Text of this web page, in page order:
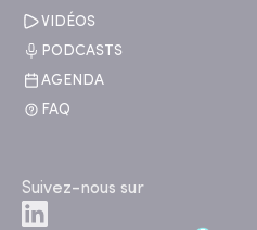
VIDÉOS
PODCASTS
AGENDA
FAQ
Suivez-nous sur